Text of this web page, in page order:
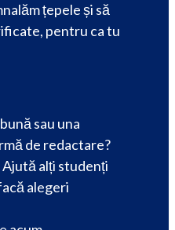
țepele și să
pentru ca tu
sau una
de redactare?
alți studenți
alegeri